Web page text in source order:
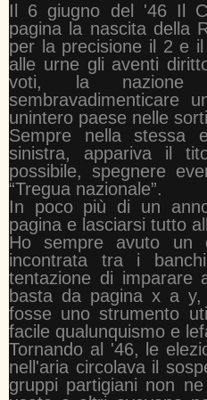
Il 6 giugno del '46 Il
pagina la nascita della
per la precisione il 2 e
alle urne gli aventi
voti, la nazione
sembravadimenticare
unintero paese nelle
Sempre nella stessa
sinistra, appariva il
possibile, spegnere
“Tregua nazionale”.
In poco più di un
pagina e lasciarsi tutto
Ho sempre avuto un
incontrata tra i
tentazione di imparare
basta da pagina x a
fosse uno strumento
facile qualunquismo e
Tornando al '46, le
nell'aria circolava il
gruppi partigiani non